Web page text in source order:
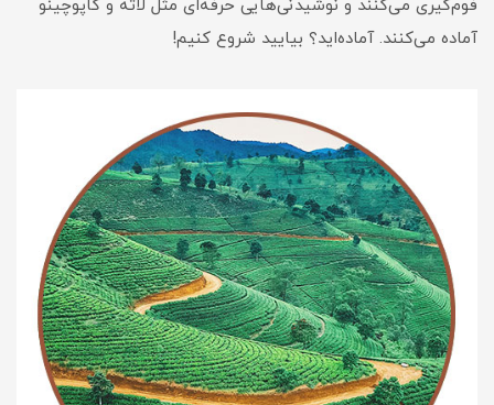
فوم‌گیری می‌کنند و نوشیدنی‌هایی حرفه‌ای مثل لاته و کاپوچینو
آماده می‌کنند. آماده‌اید؟ بیایید شروع کنیم!